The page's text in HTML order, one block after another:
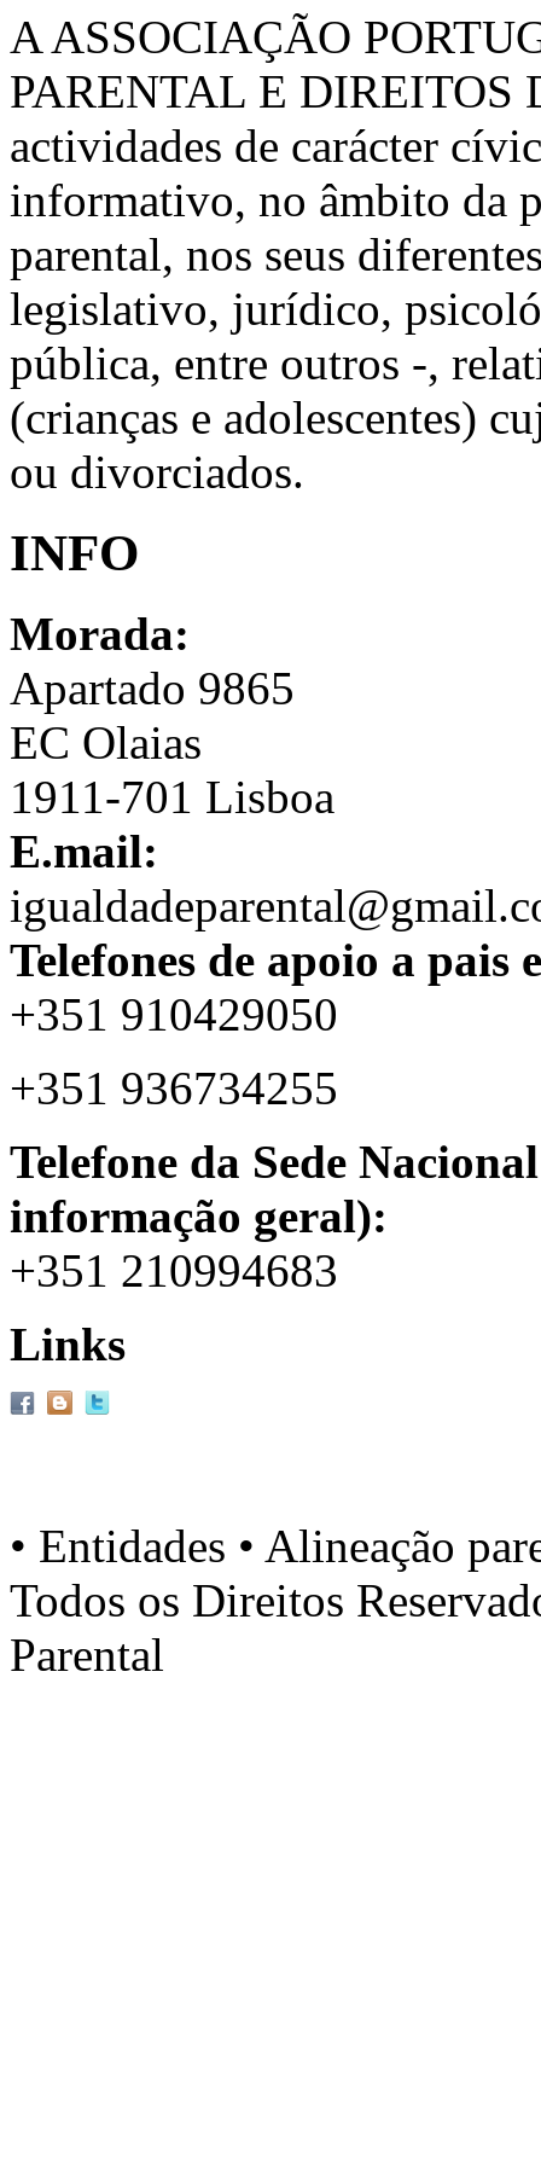
A ASSOCIAÇÃO
PARENTAL E DIREITOS
actividades de carácter
informativo, no âmbito da
parental, nos seus
legislativo, jurídico,
pública, entre outros -,
(crianças e adolescentes)
ou divorciados.
INFO
Morada:
Apartado 9865
EC Olaias
1911-701 Lisboa
E.mail:
Telefones de apoio a pais
+351 910429050
+351 936734255
Telefone da Sede
informação geral):
+351 210994683
Links
• Entidades • Alineação
Todos os Direitos
Parental